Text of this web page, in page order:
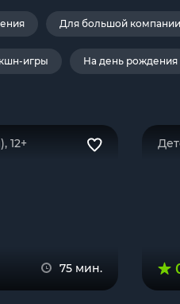
Для большой компании
игры На день рождения
12+
75 мин.